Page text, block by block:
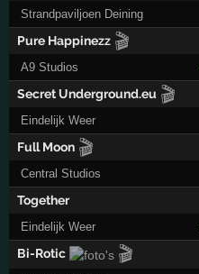
Strandpaviljoen Deining
Pure Happinezz 🎬
A9 Studios
Secret Underground.eu 🎬
Eindelijk Weer
Full Moon 🎬
Central Studios
Together
Eindelijk Weer
Bi-Rotic 🎬